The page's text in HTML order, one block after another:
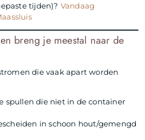
tijden)? Vandaag
breng je meestal naar de
die vaak apart worden
spullen die niet in de container
in schoon hout/gemengd